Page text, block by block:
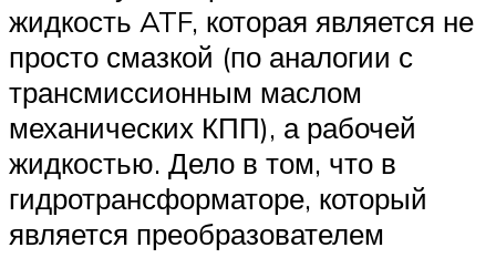
жидкость ATF, которая является не
просто смазкой (по аналогии с
трансмиссионным маслом
механических КПП), а рабочей
жидкостью. Дело в том, что в
гидротрансформаторе, который
является преобразователем